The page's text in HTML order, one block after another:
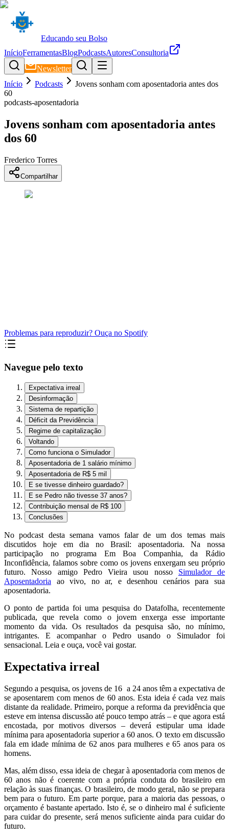
Educando seu Bolso
InícioFerramentasBlogPodcastsAutoresConsultoria
Newsletter
Início
Podcasts
Jovens sonham com aposentadoria antes dos
60
podcasts-aposentadoria
Jovens sonham com aposentadoria antes
dos 60
Frederico Torres
Compartilhar
Problemas para reproduzir? Ouça no Spotify
Navegue pelo texto
Expectativa irreal
Desinformação
Sistema de repartição
Déficit da Previdência
Regime de capitalização
Voltando
Como funciona o Simulador
Aposentadoria de 1 salário mínimo
Aposentadoria de R$ 5 mil
E se tivesse dinheiro guardado?
E se Pedro não tivesse 37 anos?
Contribuição mensal de R$ 100
Conclusões
No podcast desta semana vamos falar de um dos temas mais
discutidos hoje em dia no Brasil: aposentadoria. Na nossa
participação no programa Em Boa Companhia, da Rádio
Inconfidência, falamos sobre como os jovens enxergam seu próprio
futuro. Nosso amigo Pedro Vieira usou nosso Simulador de
Aposentadoria ao vivo, no ar, e desenhou cenários para sua
aposentadoria.
O ponto de partida foi uma pesquisa do Datafolha, recentemente
publicada, que revela como o jovem enxerga esse importante
momento da vida. Os resultados da pesquisa são, no mínimo,
intrigantes. E acompanhar o Pedro usando o Simulador foi
sensacional. Leia e ouça, você vai gostar.
Expectativa irreal
Segundo a pesquisa, os jovens de 16 a 24 anos têm a expectativa de
se aposentarem com menos de 60 anos. Esta ideia é cada vez mais
distante da realidade. Primeiro, porque a reforma da previdência que
esteve em intensa discussão até pouco tempo atrás – e que agora está
encostada, por motivos diversos – deverá estipular uma idade
mínima para aposentadoria superior a 60 anos. O texto em discussão
fala em idade mínima de 62 anos para mulheres e 65 anos para os
homens.
Mas, além disso, essa ideia de chegar à aposentadoria com menos de
60 anos não é coerente com a própria conduta do brasileiro em
relação às suas finanças. O brasileiro, de modo geral, não se prepara
bem para o futuro. Em parte porque, para a maioria das pessoas, o
orçamento é bastante apertado. Isto é, se o dinheiro mal é suficiente
para cuidar do presente, será menos suficiente ainda para cuidar do
futuro.